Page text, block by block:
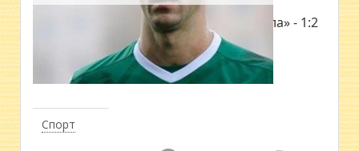
Спорт
«Зоря» - «Ворскла» - 1:2